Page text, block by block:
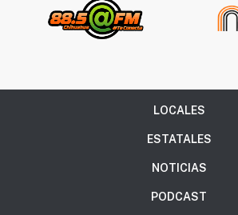
LOCALES
ESTATALES
NOTICIAS
PODCAST